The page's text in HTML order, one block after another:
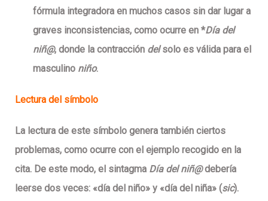
fórmula integradora en muchos casos sin dar lugar a
graves inconsistencias, como ocurre en *Día del
niñ@, donde la contracción delsolo es válida para el
masculino niño.
Lectura del símbolo
La lectura de este símbolo genera también ciertos
problemas, como ocurre con el ejemplo recogido en la
cita. De este modo, el sintagma Día del niñ@debería
leerse dos veces: «día del niño» y «día del niña» (sic).